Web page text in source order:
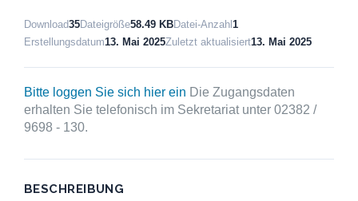
Download35Dateigröße58.49 KBDatei-Anzahl 1
Erstellungsdatum13. Mai 2025Zuletzt aktualisiert13. Mai 2025
Bitte loggen Sie sich hier ein Die Zugangsdaten
erhalten Sie telefonisch im Sekretariat unter 02382 /
9698 - 130.
BESCHREIBUNG